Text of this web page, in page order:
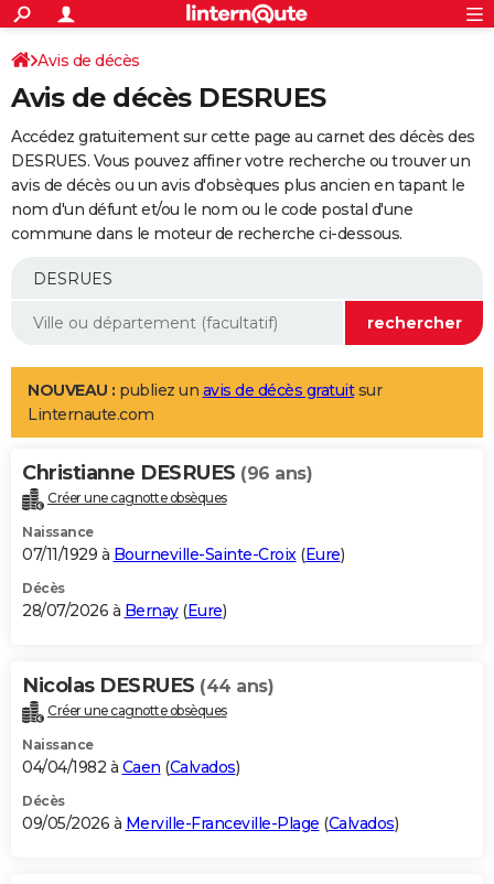
ACTUALITÉS
Politique
Société
Faits Divers
Education
Monde
Villes
+
SPORT
Coupe du monde 2026
Football
Tennis
Cyclisme
Rugby
Forum
Programme TV
TNT
Streaming
Cinéma
Sorties cinéma
Musique
+
FINANCE
Retraite
Epargne
Immobilier
Risques naturels par ville
Banque
Assurance
AUTO
Essais
Réserver un essai
Citadines
Berlines
SUV
Forum auto
+
Mobiles
Meilleur smartphone
Internet
Ordinateurs
Jeux vidéo
Guide high-tech
Aménagement intérieur
LIFESTYLE
Art de vivre
Bien-être
Loisirs
Mode
Modes de vie
Alimentation
Guide de la santé
Maladies
Médicaments
Sommeil
VOYAGE
Destinations
City break
Voyage nature
Voyage de noces
Forum
Climat
+PHOTO
GUIDES D'ACHAT
BONS PLANS
Carte de Noël
Carte Bonne année
Carte Saint-Valentin
Carte Pâques
Carte d'anniversaire
DICTIONNAIRE
Dictionnaire
Biographies
Citations
Expressions
Proverbes
PROGRAMME TV
S'inscrire
Se connecter
Lycées
Collèges
Primaires
Universités
Entreprises
Service militaire
Avis de recherche
AVIS DE DÉCÈS
Avis de décès
Avis de décès DESRUES
Accédez gratuitement sur cette page au carnet des décès des
DESRUES. Vous pouvez affiner votre recherche ou trouver un
avis de décès ou un avis d'obsèques plus ancien en tapant le
nom d'un défunt et/ou le nom ou le code postal d'une
commune dans le moteur de recherche ci-dessous.
NOUVEAU : publiez un avis de décès gratuitsur
Linternaute.com
Christianne DESRUES (96 ans)
Créer une cagnotte obsèques
Naissance
07/11/1929 à Bourneville-Sainte-Croix(Eure)
Décès
28/07/2026 à Bernay(Eure)
Nicolas DESRUES (44 ans)
Créer une cagnotte obsèques
Naissance
04/04/1982 à Caen (Calvados)
Décès
09/05/2026 à Merville-Franceville-Plage (Calvados)